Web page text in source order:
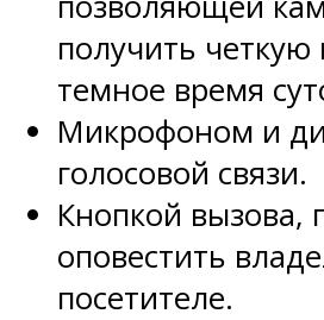
получить четкую
темное время
Микрофоном и
голосовой связи.
Кнопкой вызова,
оповестить
посетителе.